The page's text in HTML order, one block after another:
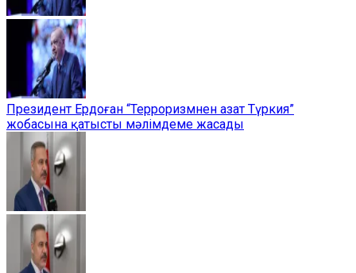
Президент Ердоған “Терроризмнен азат Түркия”
жобасына қатысты мәлімдеме жасады